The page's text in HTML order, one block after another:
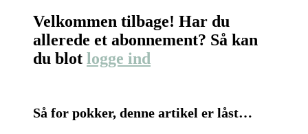
Velkommen tilbage! Har du
allerede et abonnement? Så kan
du blot logge ind
Så for pokker, denne artikel er låst…